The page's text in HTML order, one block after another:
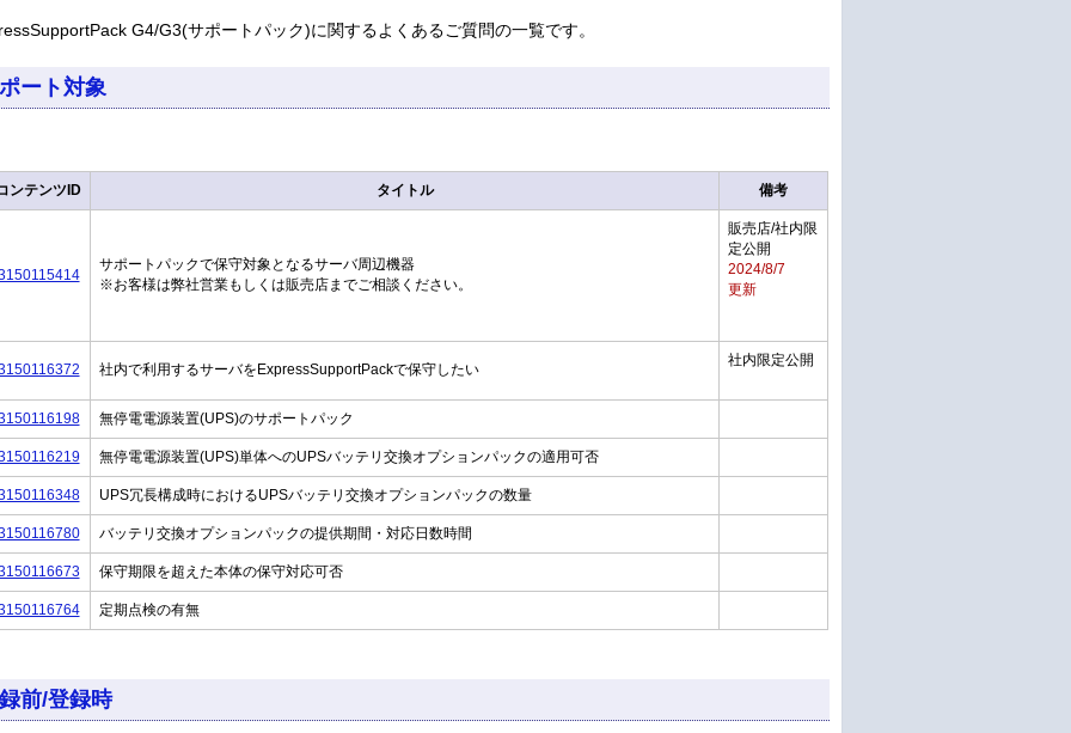
G4/G3(サポートパック)に関するよくあるご質問の一覧です。
ート対象
ンテンツID タイトル 備考
サポートパックで保守対象となるサーバ周辺機器
※お客様は弊社営業もしくは販売店までご相談ください。
販売店/社内限
定公開
2024/8/7
更新
社内で利用するサーバをExpressSupportPackで保守したい
社内限定公開
無停電電源装置(UPS)のサポートパック
無停電電源装置(UPS)単体へのUPSバッテリ交換オプションパックの適用可否
UPS冗長構成時におけるUPSバッテリ交換オプションパックの数量
バッテリ交換オプションパックの提供期間・対応日数時間
保守期限を超えた本体の保守対応可否
定期点検の有無
前/登録時